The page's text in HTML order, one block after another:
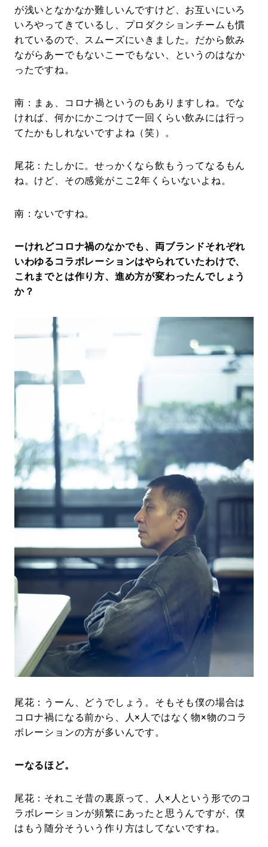
が浅いとなかなか難しいんですけど、お互いにいろ
いろやってきているし、プロダクションチームも慣
れているので、スムーズにいきました。だから飲み
ながらあーでもないこーでもない、というのはなか
ったですね。
南：まぁ、コロナ禍というのもありますしね。でな
ければ、何かにかこつけて一回くらい飲みには行っ
てたかもしれないですよね（笑）。
尾花：たしかに。せっかくなら飲もうってなるもん
ね。けど、その感覚がここ2年くらいないよね。
南：ないですね。
ーけれどコロナ禍のなかでも、両ブランドそれぞれ
いわゆるコラボレーションはやられていたわけで、
これまでとは作り方、進め方が変わったんでしょう
か？
尾花：うーん、どうでしょう。そもそも僕の場合は
コロナ禍になる前から、人×人ではなく物×物のコラ
ボレーションの方が多いんです。
ーなるほど。
尾花：それこそ昔の裏原って、人×人という形でのコ
ラボレーションが頻繁にあったと思うんですが、僕
はもう随分そういう作り方はしてないですね。